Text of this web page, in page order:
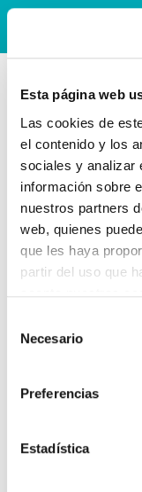
Esta página web
Las cookies de
el contenido y los
sociales y analizar
información sobre
nuestros partners
web, quienes
que les haya
partir del uso que
Necesario
Preferencias
Estadística